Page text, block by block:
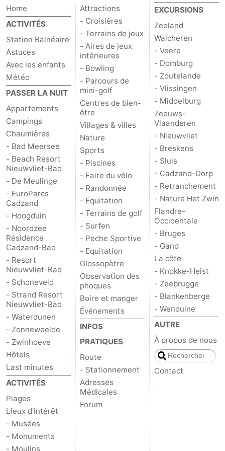
Dorp
Retranchement
-
Nature
Het
Zwin
Flandre-
Occidentale
-
Bruges
-
Gand
La
côte
-
Knokke-
Heist
Zeebrugge
Blankenberge
-
Wenduine
Météo
Contact
Home
ACTIVITÉS
Station Balnéaire
Astuces
Avec les enfants
Météo
PASSER LA NUIT
Appartements
Campings
Chaumières
- Bad Meersee
- Beach Resort
Nieuwvliet-Bad
- De Meulinge
- EuroParcs
Cadzand
- Hoogduin
- Noordzee
Résidence
Cadzand-Bad
- Resort
Nieuwvliet-Bad
- Schoneveld
- Strand Resort
Nieuwvliet-Bad
- Waterdunen
- Zonneweelde
- Zwinhoeve
Hôtels
Last minutes
ACTIVITÉS
Plages
Lieux d'intérêt
- Musées
- Monuments
- Moulins
Attractions
- Croisières
- Terrains de jeux
- Aires de jeux
intérieures
- Bowling
- Parcours de
mini-golf
Centres de bien-
être
Villages & villes
Nature
Sports
- Piscines
- Faire du vélo
- Randonnée
- Équitation
- Terrains de golf
- Surfen
- Peche Sportive
- Equitation
Glossopètre
Observation des
phoques
Boire et manger
Événements
INFOS
PRATIQUES
Route
- Stationnement
Adresses
Médicales
Forum
EXCURSIONS
Zeeland
Walcheren
- Veere
- Domburg
- Zoutelande
- Vlissingen
- Middelburg
Zeeuws-
Vlaanderen
- Nieuwvliet
- Breskens
- Sluis
- Cadzand-Dorp
- Retranchement
- Nature Het Zwin
Flandre-
Occidentale
- Bruges
- Gand
La côte
- Knokke-Heist
- Zeebrugge
- Blankenberge
- Wenduine
AUTRE
À propos de nous
Contact